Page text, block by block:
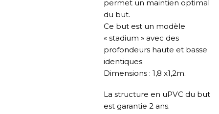
permet un maintien optimal
du but.
Ce but est un modèle
« stadium » avec des
profondeurs haute et basse
identiques.
Dimensions : 1,8 x1,2m.
La structure en uPVC du but
est garantie 2 ans.